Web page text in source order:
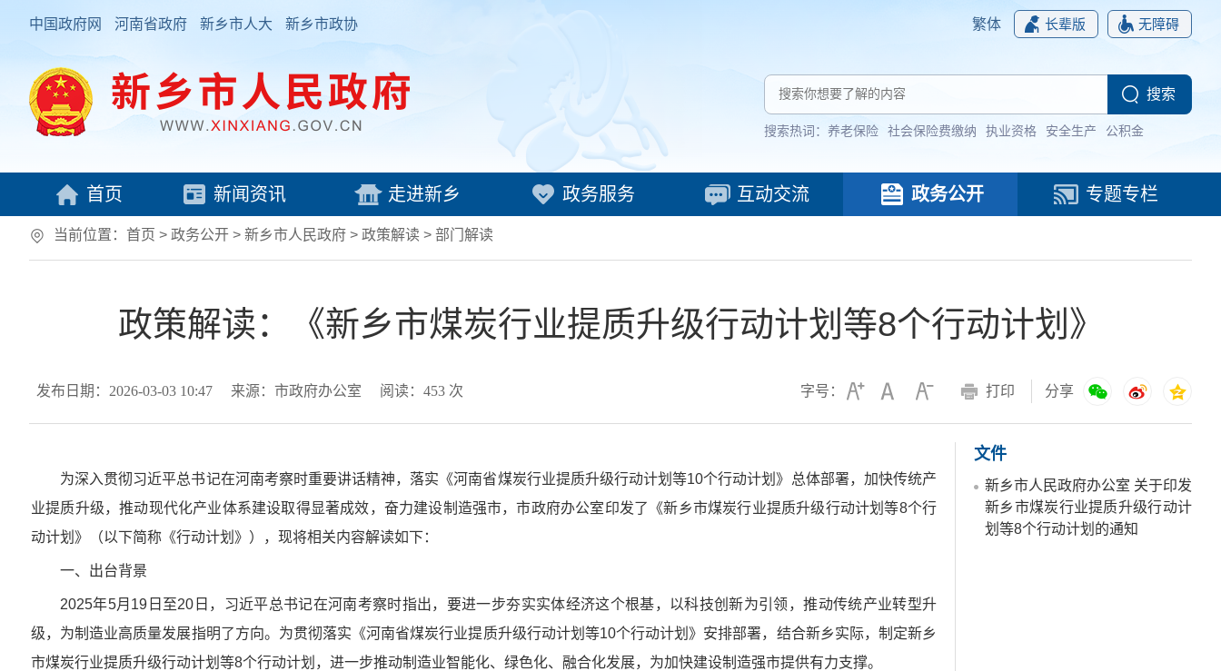
中国政府网 河南省政府 新乡市人大 新乡市政协 繁体 长辈版 无障碍
搜索热词： 养老保险 社会保险费缴纳 执业资格 安全生产 公积金
首页 新闻资讯 走进新乡 政务服务 互动交流 政务公开 专题专栏
当前位置： 首页 > 政务公开 > 新乡市人民政府 > 政策解读 > 部门解读
政策解读：《新乡市煤炭行业提质升级行动计划等8个行动计划》
发布日期：2026-03-03 10:47 来源：市政府办公室 阅读： 453 次 字号： 打印 分享
为深入贯彻习近平总书记在河南考察时重要讲话精神，落实《河南省煤炭行业提质升级行动计划等10个行动计划》总体部署，加快传统产
业提质升级，推动现代化产业体系建设取得显著成效，奋力建设制造强市，市政府办公室印发了《新乡市煤炭行业提质升级行动计划等8个行
动计划》（以下简称《行动计划》），现将相关内容解读如下：
一、出台背景
2025年5月19日至20日，习近平总书记在河南考察时指出，要进一步夯实实体经济这个根基，以科技创新为引领，推动传统产业转型升
级，为制造业高质量发展指明了方向。为贯彻落实《河南省煤炭行业提质升级行动计划等10个行动计划》安排部署，结合新乡实际，制定新乡
市煤炭行业提质升级行动计划等8个行动计划，进一步推动制造业智能化、绿色化、融合化发展，为加快建设制造强市提供有力支撑。
文件
新乡市人民政府办公室 关于印发
新乡市煤炭行业提质升级行动计
划等8个行动计划的通知